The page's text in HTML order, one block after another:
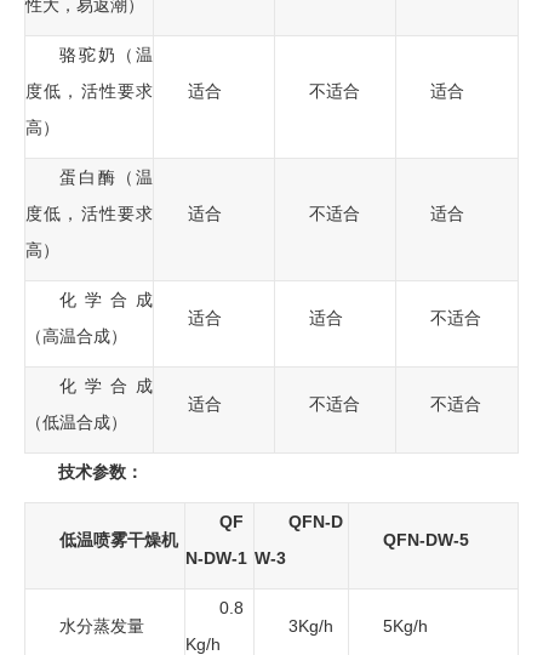
性大，易返潮）
骆驼奶（温
度低，活性要求
高）
适合 不适合 适合
蛋白酶（温
度低，活性要求
高）
适合 不适合 适合
化学合成
（高温合成）
适合 适合 不适合
化学合成
（低温合成）
适合 不适合 不适合
技术参数：
低温喷雾干燥机
QF
N-DW-1
QFN-D
W-3
QFN-DW-5
水分蒸发量
0.8
Kg/h
3Kg/h 5Kg/h